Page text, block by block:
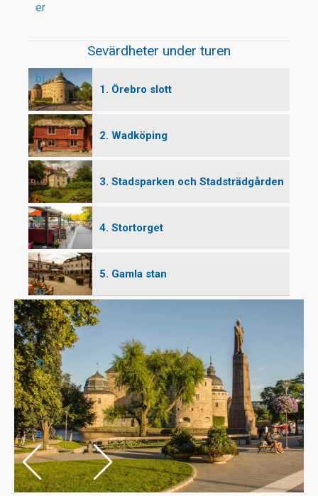
er
bi
l
P
ro
m
e
Sevärdheter under turen
1. Örebro slott
2. Wadköping
3. Stadsparken och Stadsträdgården
4. Stortorget
5. Gamla stan